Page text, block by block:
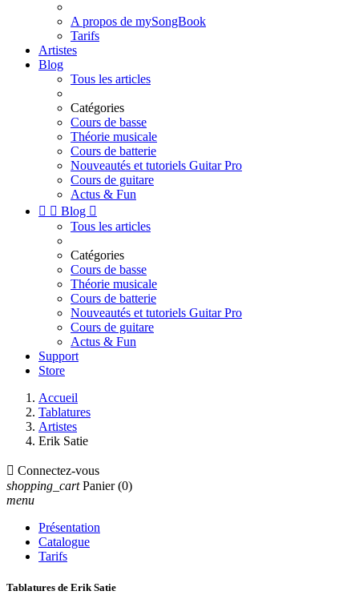
A propos de mySongBook
Tarifs
Artistes
Blog
Tous les articles
Catégories
Cours de basse
Théorie musicale
Cours de batterie
Nouveautés et tutoriels Guitar Pro
Cours de guitare
Actus & Fun
  Blog 
Tous les articles
Catégories
Cours de basse
Théorie musicale
Cours de batterie
Nouveautés et tutoriels Guitar Pro
Cours de guitare
Actus & Fun
Support
Store
Accueil
Tablatures
Artistes
Erik Satie
 Connectez-vous
shopping_cart Panier (0)
menu
Présentation
Catalogue
Tarifs
Tablatures de Erik Satie